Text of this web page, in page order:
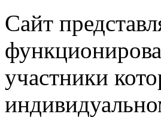
Сайт
участники